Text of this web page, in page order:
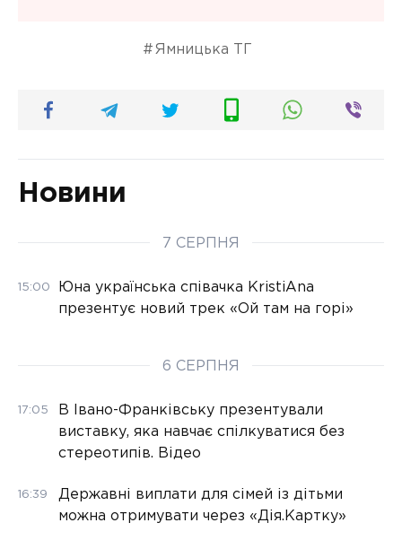
Ямницька ТГ
Новини
7 СЕРПНЯ
15:00
Юна українська співачка KristiAna
презентує новий трек «Ой там на горі»
6 СЕРПНЯ
17:05
В Івано-Франківську презентували
виставку, яка навчає спілкуватися без
стереотипів. Відео
16:39
Державні виплати для сімей із дітьми
можна отримувати через «Дія.Картку»